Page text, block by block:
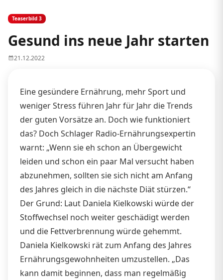
Teaserbild 3
Gesund ins neue Jahr starten
21.12.2022
Eine gesündere Ernährung, mehr Sport und
weniger Stress führen Jahr für Jahr die Trends
der guten Vorsätze an. Doch wie funktioniert
das? Doch Schlager Radio-Ernährungsexpertin
warnt: „Wenn sie eh schon an Übergewicht
leiden und schon ein paar Mal versucht haben
abzunehmen, sollten sie sich nicht am Anfang
des Jahres gleich in die nächste Diät stürzen.“
Der Grund: Laut Daniela Kielkowski würde der
Stoffwechsel noch weiter geschädigt werden
und die Fettverbrennung würde gehemmt.
Daniela Kielkowski rät zum Anfang des Jahres
Ernährungsgewohnheiten umzustellen. „Das
kann damit beginnen, dass man regelmäßig